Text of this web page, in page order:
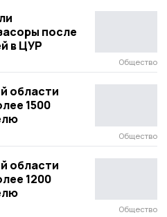
после
в ЦУР
Общество
области
1500
Общество
области
1200
Общество